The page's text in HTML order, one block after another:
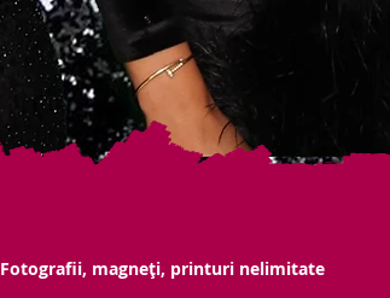
Fotografii, magneți, printuri nelimitate